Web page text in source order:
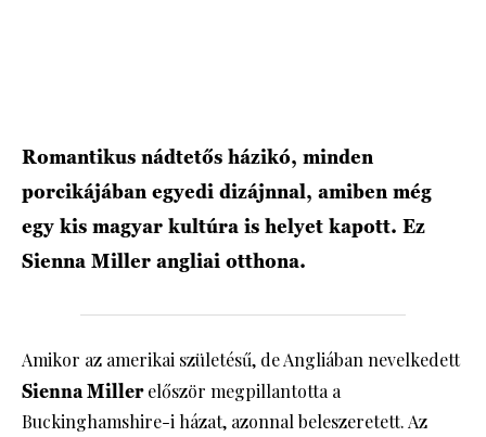
Romantikus nádtetős házikó, minden
porcikájában egyedi dizájnnal, amiben még
egy kis magyar kultúra is helyet kapott. Ez
Sienna Miller angliai otthona.
Amikor az amerikai születésű, de Angliában nevelkedett
Sienna Millerelőször megpillantotta a
Buckinghamshire-i házat, azonnal beleszeretett. Az